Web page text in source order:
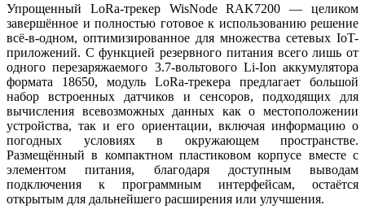
Упрощенный LoRa-трекер WisNode RAK7200 — целиком
завершённое и полностью готовое к использованию решение
всё-в-одном, оптимизированное для множества сетевых IoT-
приложений. С функцией резервного питания всего лишь от
одного перезаряжаемого 3.7-вольтового Li-Ion аккумулятора
формата 18650, модуль LoRa-трекера предлагает большой
набор встроенных датчиков и сенсоров, подходящих для
вычисления всевозможных данных как о местоположении
устройства, так и его ориентации, включая информацию о
погодных условиях в окружающем пространстве.
Размещённый в компактном пластиковом корпусе вместе с
элементом питания, благодаря доступным выводам
подключения к программным интерфейсам, остаётся
открытым для дальнейшего расширения или улучшения.